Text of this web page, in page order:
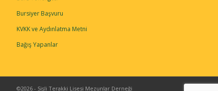
Bursiyer Başvuru
KVKK ve Aydınlatma Metni
Bağış Yapanlar
©2026 - Sişli Terakki Lisesi Mezunlar Derneği